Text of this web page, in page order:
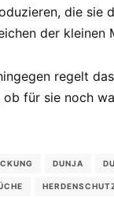
die
der
regelt
für sie noch
DUNJA